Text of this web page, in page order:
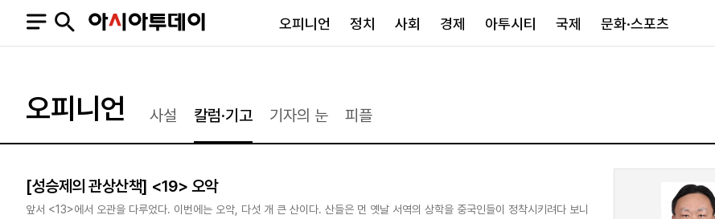
사설
피플
정치일반
북한
외교
사회일반
노동·복지·환경
IT·과학
영남
중남미
유럽
오피니언 정치 사회 경제 아투시티 국제 문화·스포츠
오피니언 사설 칼럼·기고 기자의 눈 피플
[성승제의 관상산책] <19> 오악
앞서 <13>에서 오관을 다루었다. 이번에는 오악, 다섯 개 큰 산이다. 산들은 먼 옛날 서역의 상학을 중국인들이 정착시키려다 보니